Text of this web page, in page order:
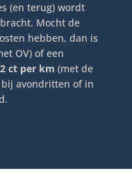
(en terug) wordt
Mocht de
hebben, dan is
OV) of een
ct per km (met de
avondritten of in